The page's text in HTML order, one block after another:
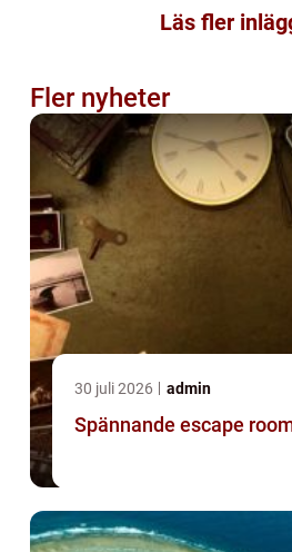
Läs fler
Fler nyheter
30 juli 2026 admin
Spännande escape